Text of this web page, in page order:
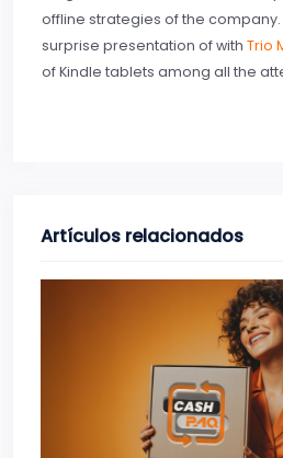
offline strategies of the company.
surprise presentation of with Trio
of Kindle tablets among all the
Artículos relacionados